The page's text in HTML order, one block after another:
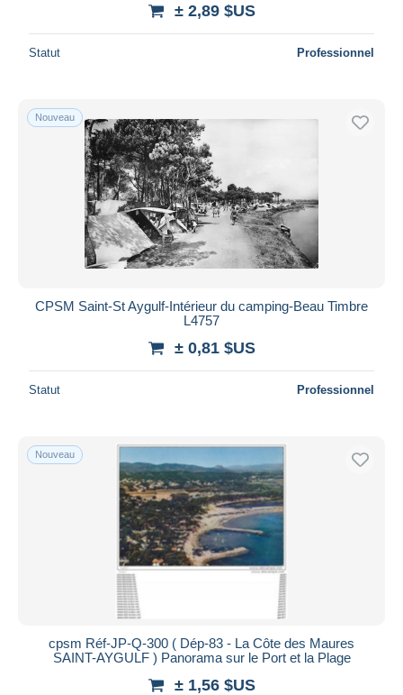
± 2,89 $US
Statut Professionnel
Nouveau
CPSM Saint-St Aygulf-Intérieur du camping-Beau Timbre
L4757
± 0,81 $US
Statut Professionnel
Nouveau
cpsm Réf-JP-Q-300 ( Dép-83 - La Côte des Maures
SAINT-AYGULF ) Panorama sur le Port et la Plage
± 1,56 $US